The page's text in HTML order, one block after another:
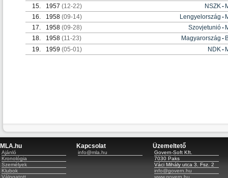
15.
1957 (12-22) NSZK-
16.
1958 (09-14) Lengyelország -
17.
1958 (09-28) Szovjetunió-
18.
1958 (11-23) Magyarország -
19.
1959 (05-01) NDK-
MLA.hu
Ajánló
Kronológia
Személyek
Klubok
Válogatott
Kapcsolat
info@mla.hu
Üzemeltető
Govern-Soft Kft.
7030 Paks
Váci Mihály utca 3. Fsz. 2
info@govern.hu
www.govern.hu